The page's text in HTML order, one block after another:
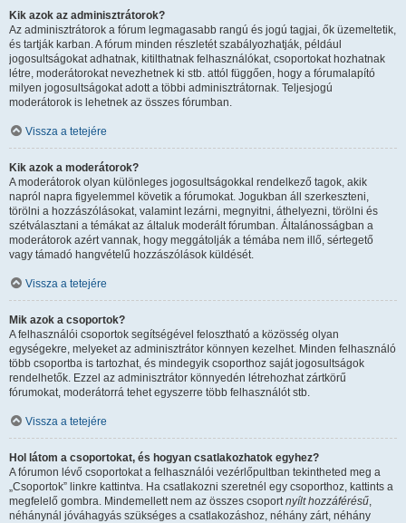
Kik azok az adminisztrátorok?
Az adminisztrátorok a fórum legmagasabb rangú és jogú tagjai, ők üzemeltetik,
és tartják karban. A fórum minden részletét szabályozhatják, például
jogosultságokat adhatnak, kitilthatnak felhasználókat, csoportokat hozhatnak
létre, moderátorokat nevezhetnek ki stb. attól függően, hogy a fórumalapító
milyen jogosultságokat adott a többi adminisztrátornak. Teljesjogú
moderátorok is lehetnek az összes fórumban.
Vissza a tetejére
Kik azok a moderátorok?
A moderátorok olyan különleges jogosultságokkal rendelkező tagok, akik
napról napra figyelemmel követik a fórumokat. Jogukban áll szerkeszteni,
törölni a hozzászólásokat, valamint lezárni, megnyitni, áthelyezni, törölni és
szétválasztani a témákat az általuk moderált fórumban. Általánosságban a
moderátorok azért vannak, hogy meggátolják a témába nem illő, sértegető
vagy támadó hangvételű hozzászólások küldését.
Vissza a tetejére
Mik azok a csoportok?
A felhasználói csoportok segítségével felosztható a közösség olyan
egységekre, melyeket az adminisztrátor könnyen kezelhet. Minden felhasználó
több csoportba is tartozhat, és mindegyik csoporthoz saját jogosultságok
rendelhetők. Ezzel az adminisztrátor könnyedén létrehozhat zártkörű
fórumokat, moderátorrá tehet egyszerre több felhasználót stb.
Vissza a tetejére
Hol látom a csoportokat, és hogyan csatlakozhatok egyhez?
A fórumon lévő csoportokat a felhasználói vezérlőpultban tekintheted meg a
„Csoportok” linkre kattintva. Ha csatlakozni szeretnél egy csoporthoz, kattints a
megfelelő gombra. Mindemellett nem az összes csoportnyílt hozzáférésű,
néhánynál jóváhagyás szükséges a csatlakozáshoz, néhány zárt, néhány